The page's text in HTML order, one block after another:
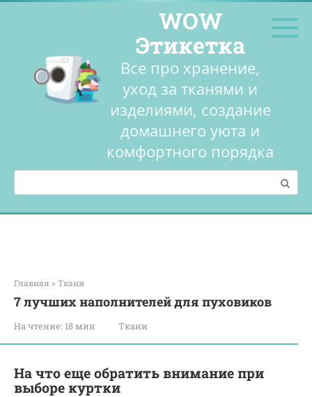
Перейти
WOW
Этикетка
Все про хранение,
уход за тканями и
изделиями, создание
домашнего уюта и
комфортного порядка
Поиск:
Главная » Ткани
7 лучших наполнителей для пуховиков
На чтение: 18 мин Ткани
На что еще обратить внимание при
выборе куртки